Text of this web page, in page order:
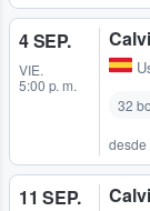
4 SEP.
VIE.
5:00 p. m.
32
desde
11 SEP.